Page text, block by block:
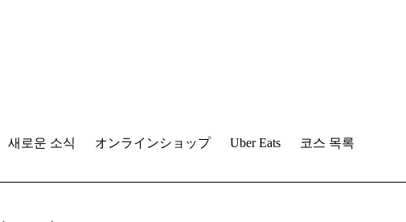
새로운 소식 オンラインショップ Uber Eats 코스 목록